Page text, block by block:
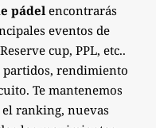
pádelencontrarás
eventos de
cup, PPL, etc..
partidos, rendimiento
Te mantenemos
ranking, nuevas